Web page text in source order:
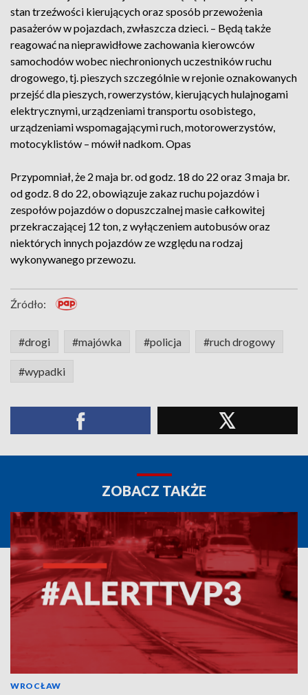
stan trzeźwości kierujących oraz sposób przewożenia
pasażerów w pojazdach, zwłaszcza dzieci. – Będą także
reagować na nieprawidłowe zachowania kierowców
samochodów wobec niechronionych uczestników ruchu
drogowego, tj. pieszych szczególnie w rejonie oznakowanych
przejść dla pieszych, rowerzystów, kierujących hulajnogami
elektrycznymi, urządzeniami transportu osobistego,
urządzeniami wspomagającymi ruch, motorowerzystów,
motocyklistów – mówił nadkom. Opas
Przypomniał, że 2 maja br. od godz. 18 do 22 oraz 3 maja br.
od godz. 8 do 22, obowiązuje zakaz ruchu pojazdów i
zespołów pojazdów o dopuszczalnej masie całkowitej
przekraczającej 12 ton, z wyłączeniem autobusów oraz
niektórych innych pojazdów ze względu na rodzaj
wykonywanego przewozu.
Źródło:
#drogi #majówka #policja #ruch drogowy
#wypadki
ZOBACZ TAKŻE
WROCŁAW